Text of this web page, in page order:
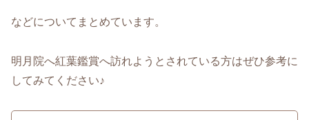
などについてまとめています。
明月院へ紅葉鑑賞へ訪れようとされている方はぜひ参考に
してみてください♪